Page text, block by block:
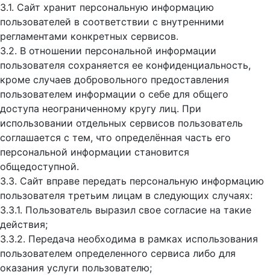
3.1. Сайт хранит персональную информацию
пользователей в соответствии с внутренними
регламентами конкретных сервисов.
3.2. В отношении персональной информации
пользователя сохраняется ее конфиденциальность,
кроме случаев добровольного предоставления
пользователем информации о себе для общего
доступа неограниченному кругу лиц. При
использовании отдельных сервисов пользователь
соглашается с тем, что определённая часть его
персональной информации становится
общедоступной.
3.3. Сайт вправе передать персональную информацию
пользователя третьим лицам в следующих случаях:
3.3.1. Пользователь выразил свое согласие на такие
действия;
3.3.2. Передача необходима в рамках использования
пользователем определенного сервиса либо для
оказания услуги пользователю;